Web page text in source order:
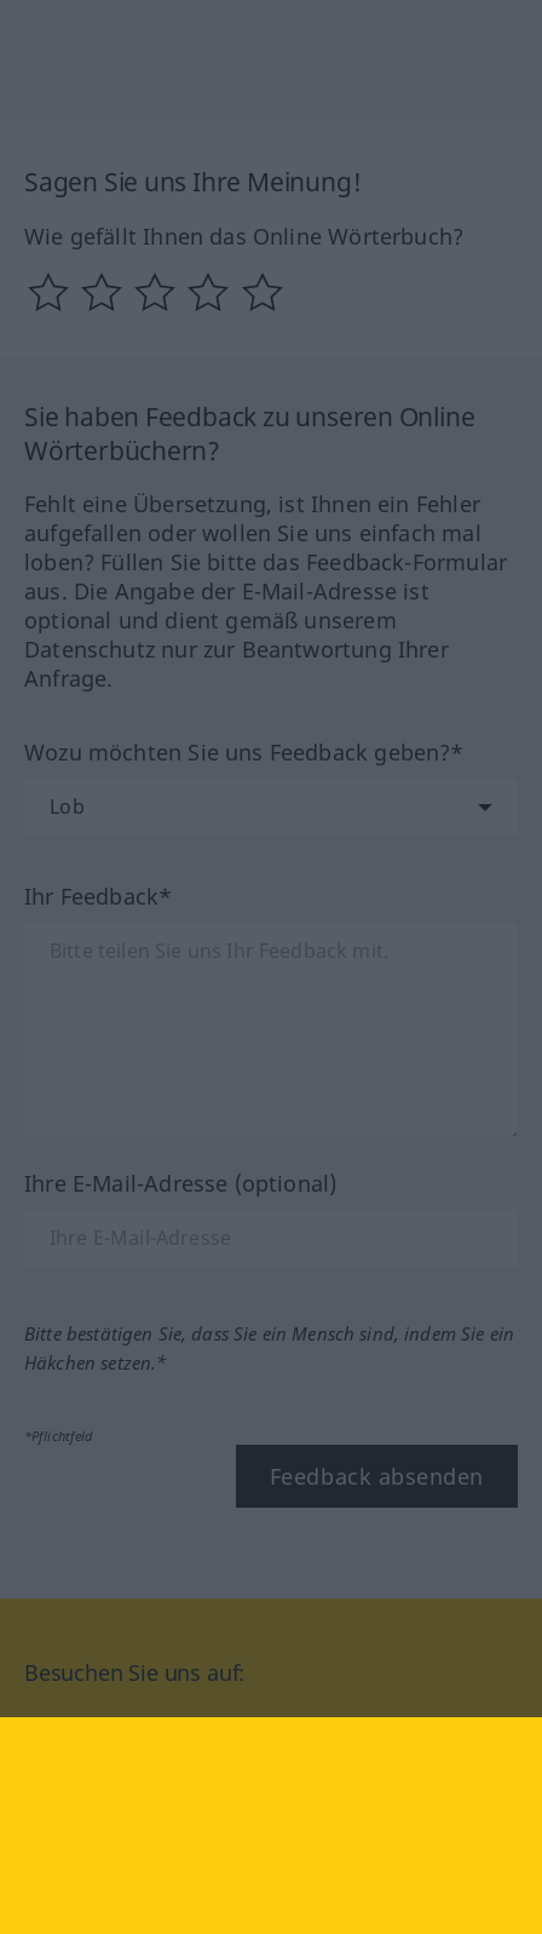
Sagen Sie uns Ihre Meinung!
Wie gefällt Ihnen das Online Wörterbuch?
Sie haben Feedback zu unseren Online
Wörterbüchern?
Fehlt eine Übersetzung, ist Ihnen ein Fehler
aufgefallen oder wollen Sie uns einfach mal
loben? Füllen Sie bitte das Feedback-Formular
aus. Die Angabe der E-Mail-Adresse ist
optional und dient gemäß unserem
Datenschutz nur zur Beantwortung Ihrer
Anfrage.
Wozu möchten Sie uns Feedback geben?*
Ihr Feedback*
Ihre E-Mail-Adresse (optional)
Bitte bestätigen Sie, dass Sie ein Mensch sind, indem Sie ein
Häkchen setzen.*
*Pflichtfeld
Feedback absenden
Besuchen Sie uns auf: